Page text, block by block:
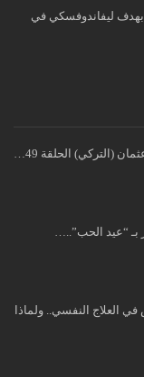
بهدف ليفاندوفسكي في
(التركي) الحلقة 49…
بـ “عيد الحب”..…
العلاج النفسي.. ولماذا